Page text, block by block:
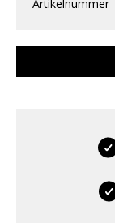
Artikelnummer